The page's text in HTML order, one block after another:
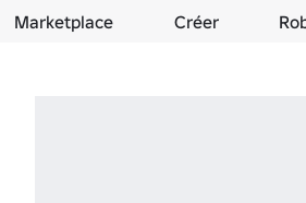
Marketplace Créer